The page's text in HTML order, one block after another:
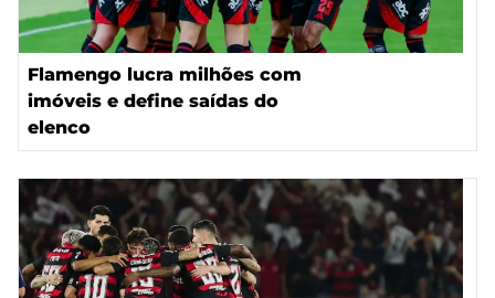
Flamengo lucra milhões com
imóveis e define saídas do
elenco